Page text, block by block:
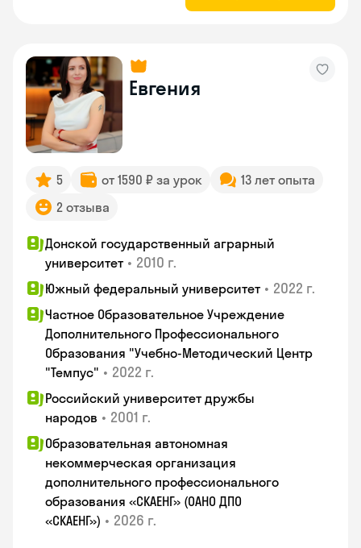
Евгения
5 от 1590 ₽ за урок
13 лет опыта
2 отзыва
Донской государственный аграрный
университет • 2010 г.
Южный федеральный университет • 2022 г.
Частное Образовательное Учреждение
Дополнительного Профессионального
Образования "Учебно-Методический Центр
"Темпус" • 2022 г.
Российский университет дружбы
народов • 2001 г.
Образовательная автономная
некоммерческая организация
дополнительного профессионального
образования «СКАЕНГ» (ОАНО ДПО
«СКАЕНГ») • 2026 г.